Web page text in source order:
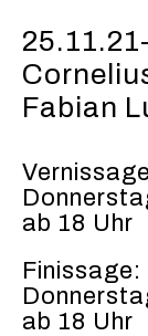
Fabian
ab 18 Uhr
Finissage:
ab 18 Uhr